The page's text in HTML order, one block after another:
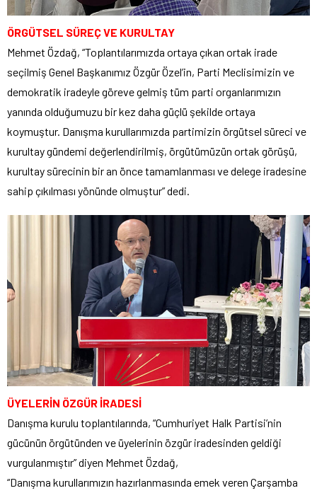
ÖRGÜTSEL SÜREÇ VE KURULTAY
Mehmet Özdağ, “Toplantılarımızda ortaya çıkan ortak irade
seçilmiş Genel Başkanımız Özgür Özel’in, Parti Meclisimizin ve
demokratik iradeyle göreve gelmiş tüm parti organlarımızın
yanında olduğumuzu bir kez daha güçlü şekilde ortaya
koymuştur. Danışma kurullarımızda partimizin örgütsel süreci ve
kurultay gündemi değerlendirilmiş, örgütümüzün ortak görüşü,
kurultay sürecinin bir an önce tamamlanması ve delege iradesine
sahip çıkılması yönünde olmuştur” dedi.
ÜYELERİN ÖZGÜR İRADESİ
Danışma kurulu toplantılarında, “Cumhuriyet Halk Partisi’nin
gücünün örgütünden ve üyelerinin özgür iradesinden geldiği
vurgulanmıştır” diyen Mehmet Özdağ,
“Danışma kurullarımızın hazırlanmasında emek veren Çarşamba